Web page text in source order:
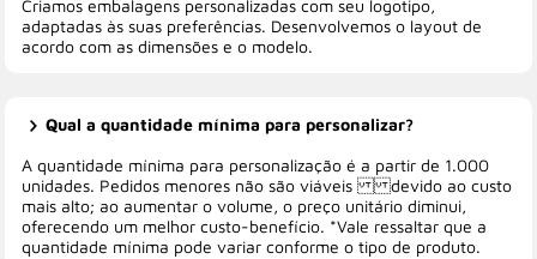
Criamos embalagens personalizadas com seu logotipo,
adaptadas às suas preferências. Desenvolvemos o layout de
acordo com as dimensões e o modelo.
Qual a quantidade mínima para personalizar?
A quantidade mínima para personalização é a partir de 1.000
unidades. Pedidos menores não são viáveis devido ao custo
mais alto; ao aumentar o volume, o preço unitário diminui,
oferecendo um melhor custo-benefício. *Vale ressaltar que a
quantidade mínima pode variar conforme o tipo de produto.